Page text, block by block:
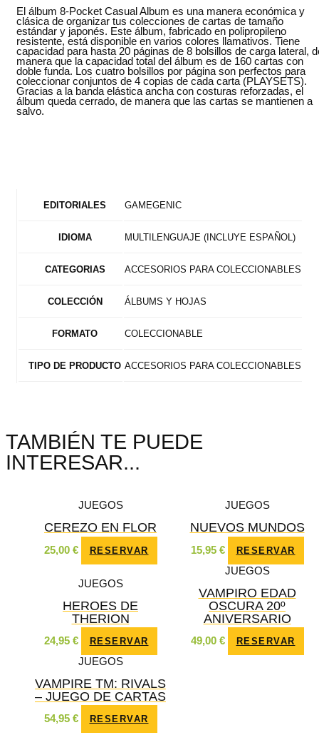
El álbum 8-Pocket Casual Album es una manera económica y
clásica de organizar tus colecciones de cartas de tamaño
estándar y japonés. Este álbum, fabricado en polipropileno
resistente, está disponible en varios colores llamativos. Tiene
capacidad para hasta 20 páginas de 8 bolsillos de carga lateral,
manera que la capacidad total del álbum es de 160 cartas con
doble funda. Los cuatro bolsillos por página son perfectos para
coleccionar conjuntos de 4 copias de cada carta (PLAYSETS).
Gracias a la banda elástica ancha con costuras reforzadas, el
álbum queda cerrado, de manera que las cartas se mantienen a
salvo.
EDITORIALES GAMEGENIC
IDIOMA MULTILENGUAJE (INCLUYE ESPAÑOL)
CATEGORIAS ACCESORIOS PARA COLECCIONABLES
COLECCIÓN ÁLBUMS Y HOJAS
FORMATO COLECCIONABLE
TIPO DE PRODUCTO ACCESORIOS PARA COLECCIONABLES
TAMBIÉN TE PUEDE
INTERESAR...
JUEGOS
CEREZO EN FLOR
25,00 € RESERVAR
JUEGOS
NUEVOS MUNDOS
15,95 € RESERVAR
JUEGOS
HEROES DE
THERION
24,95 € RESERVAR
JUEGOS
VAMPIRO EDAD
OSCURA 20º
ANIVERSARIO
49,00 € RESERVAR
JUEGOS
VAMPIRE TM: RIVALS
– JUEGO DE CARTAS
54,95 € RESERVAR